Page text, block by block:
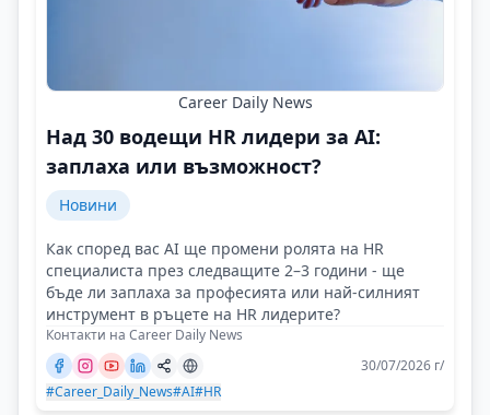
Career Daily News
Над 30 водещи HR лидери за AI:
заплаха или възможност?
Новини
Как според вас AI ще промени ролята на HR
специалиста през следващите 2–3 години - ще
бъде ли заплаха за професията или най-силният
инструмент в ръцете на HR лидерите?
Контакти на Career Daily News
30/07/2026 г/
#Career_Daily_News#AI#HR